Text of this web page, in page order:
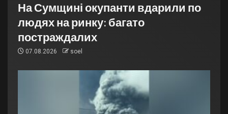
На Сумщині окупанти вдарили по
людях на ринку: багато
постраждалих
07.08.2026 soel